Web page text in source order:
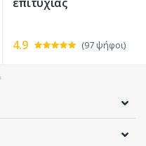
4.9 (97 ψήφοι)